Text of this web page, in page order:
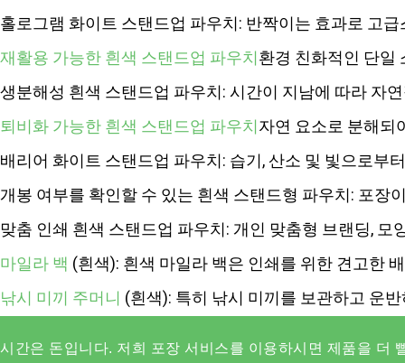
홀로그램 화이트 스탠드업 파우치: 반짝이는 효과로 고
재활용 가능한 흰색 스탠드업 파우치환경 친화적인 단일
생분해성 흰색 스탠드업 파우치: 시간이 지남에 따라 자
퇴비화 가능한 흰색 스탠드업 파우치자연 요소로 분해되
배리어 화이트 스탠드업 파우치: 습기, 산소 및 빛으로부
개봉 여부를 확인할 수 있는 흰색 스탠드형 파우치: 포장
맞춤 인쇄 흰색 스탠드업 파우치: 개인 맞춤형 브랜딩, 모
마일라 백 (흰색): 흰색 마일라 백은 인쇄를 위한 견고한
낚시 미끼 주머니 (흰색): 특히 낚시 미끼를 보관하고 운
시간은 돈입니다. 저희 포장 서비스를 이용하시면 제품을 더